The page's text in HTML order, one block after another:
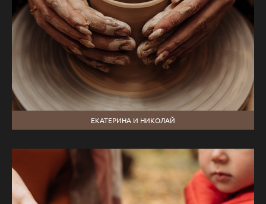
ЕКАТЕРИНА И НИКОЛАЙ